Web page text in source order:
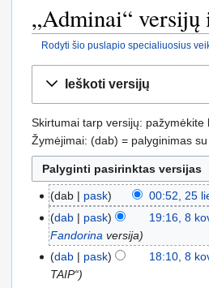
„Adminai“
Rodyti šio puslapio specialiuosius
Ieškoti versijų
Skirtumai tarp versijų:
Žymėjimai: (dab) = palyginimas
dab pask 00:52, 25
dab
pask 19:16, 8
Fandorina versija
dab
pask 18:10, 8
TAIP“